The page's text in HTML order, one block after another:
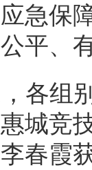
急保
平、
组别
城竞
春霞